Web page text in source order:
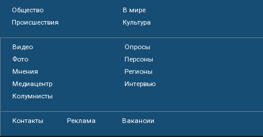
Общество
В мире
Происшествия
Культура
Видео
Опросы
Фото
Персоны
Мнения
Регионы
Медиацентр
Интервью
Колумнисты
Контакты Реклама Вакансии